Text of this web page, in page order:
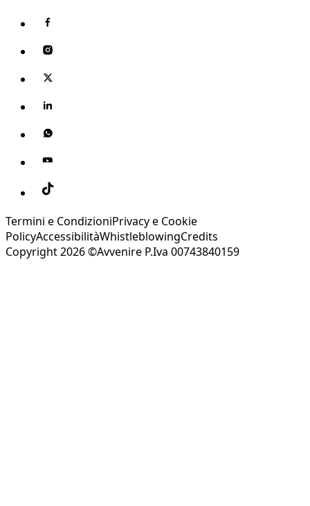
Termini e CondizioniPrivacy e Cookie
PolicyAccessibilitàWhistleblowingCredits
Copyright 2026 ©Avvenire P.Iva 00743840159